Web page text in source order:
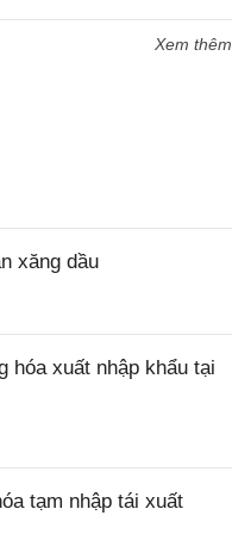
Xem thêm
xăng dầu
hóa xuất nhập khẩu tại
tạm nhập tái xuất